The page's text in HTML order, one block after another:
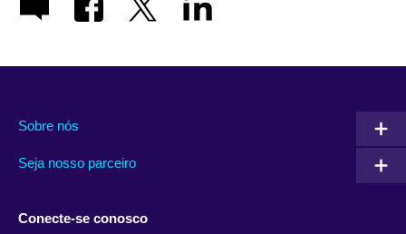
Sobre nós
Seja nosso parceiro
Conecte-se conosco